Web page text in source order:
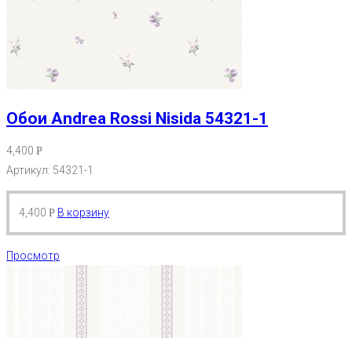
Обои Andrea Rossi Nisida 54321-1
4,400 Р
Артикул: 54321-1
4,400 Р В корзину
Просмотр